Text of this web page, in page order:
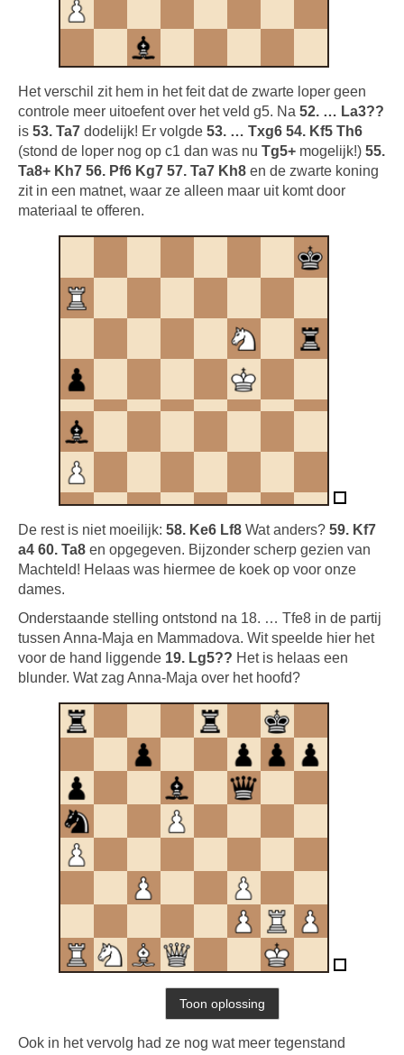
Het verschil zit hem in het feit dat de zwarte loper geen
controle meer uitoefent over het veld g5. Na 52. … La3??
is 53. Ta7 dodelijk! Er volgde 53. … Txg6 54. Kf5 Th6
(stond de loper nog op c1 dan was nu Tg5+ mogelijk!) 55.
Ta8+ Kh7 56. Pf6 Kg7 57. Ta7 Kh8 en de zwarte koning
zit in een matnet, waar ze alleen maar uit komt door
materiaal te offeren.
De rest is niet moeilijk: 58. Ke6 Lf8 Wat anders? 59. Kf7
a4 60. Ta8 en opgegeven. Bijzonder scherp gezien van
Machteld! Helaas was hiermee de koek op voor onze
dames.
Onderstaande stelling ontstond na 18. … Tfe8 in de partij
tussen Anna-Maja en Mammadova. Wit speelde hier het
voor de hand liggende 19. Lg5?? Het is helaas een
blunder. Wat zag Anna-Maja over het hoofd?
Ook in het vervolg had ze nog wat meer tegenstand